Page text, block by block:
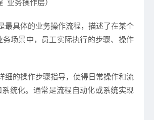
业务操作层）
最具体的业务操作流程，描述了在某个
务场景中，员工实际执行的步骤、操作
细的操作步骤指导，使得日常操作和流
统化。通常是流程自动化或系统实现